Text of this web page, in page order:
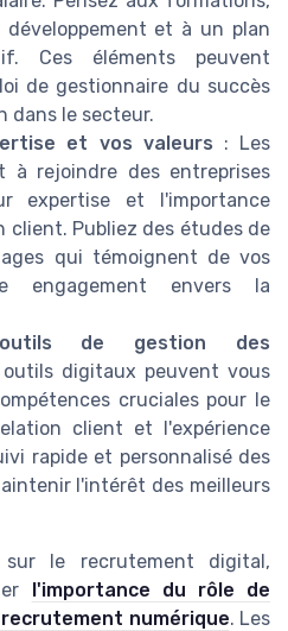
et à un plan
Ces éléments peuvent
de gestionnaire du succès
dans le secteur.
et vos valeurs : Les
à rejoindre des entreprises
expertise et l'importance
client. Publiez des études de
qui témoignent de vos
engagement envers la
de gestion des
outils digitaux peuvent vous
cruciales pour le
client et l'expérience
rapide et personnalisé des
l'intérêt des meilleurs
le recrutement digital,
l'importance du rôle de
numérique. Les